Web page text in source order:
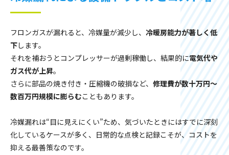
フロンガスが漏れると、冷媒量が減少し、 冷暖房能力が著しく低
下します。
それを補おうとコンプレッサーが過剰稼働し、結果的に電気代や
ガス代が上昇。
さらに部品の焼き付き・圧縮機の破損など、 修理費が数十万円〜
数百万円規模に膨らむこともあります。
冷媒漏れは“目に見えにくい”ため、気づいたときにはすでに深刻
化しているケースが多く、日常的な点検と記録こそが、コストを
抑える最善策なのです。